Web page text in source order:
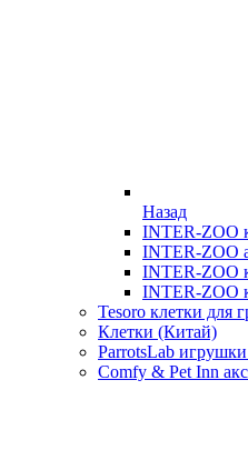
Назад
INTER-ZOO
INTER-ZOO
INTER-ZOO
INTER-ZOO
Tesoro клетки для
Клетки (Китай)
ParrotsLab
Comfy & Pet Inn